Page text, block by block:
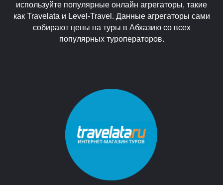
используйте популярные онлайн агрегаторы, такие
как Travelata и Level-Travel. Данные агрегаторы сами
собирают цены на туры в Абхазию со всех
популярных туроператоров.